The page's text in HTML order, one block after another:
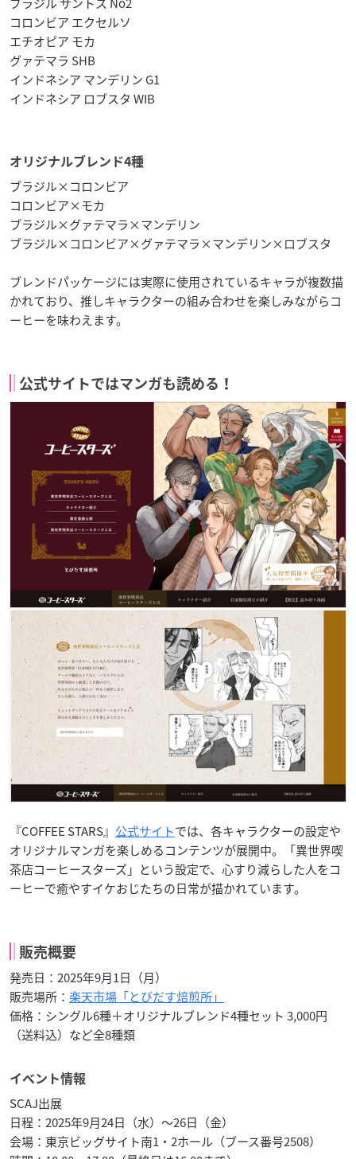
コロンビア エクセルソ
エチオピア モカ
グァテマラ SHB
インドネシア マンデリン G1
インドネシア ロブスタ WIB
オリジナルブレンド4種
ブラジル×コロンビア
コロンビア×モカ
ブラジル×グァテマラ×マンデリン
ブラジル×コロンビア×グァテマラ×マンデリン×ロブスタ
ブレンドパッケージには実際に使用されているキャラが複数描
かれており、推しキャラクターの組み合わせを楽しみながらコ
ーヒーを味わえます。
公式サイトではマンガも読める！
『COFFEE STARS』 公式サイトでは、各キャラクターの設定や
オリジナルマンガを楽しめるコンテンツが展開中。「異世界喫
茶店コーヒースターズ」という設定で、心すり減らした人をコ
ーヒーで癒やすイケおじたちの日常が描かれています。
販売概要
発売日：2025年9月1日（月）
販売場所： 楽天市場「とびだす焙煎所」
価格：シングル6種＋オリジナルブレンド4種セット 3,000円
（送料込）など全8種類
イベント情報
SCAJ出展
日程：2025年9月24日（水）～26日（金）
会場：東京ビッグサイト南1・2ホール（ブース番号2508）